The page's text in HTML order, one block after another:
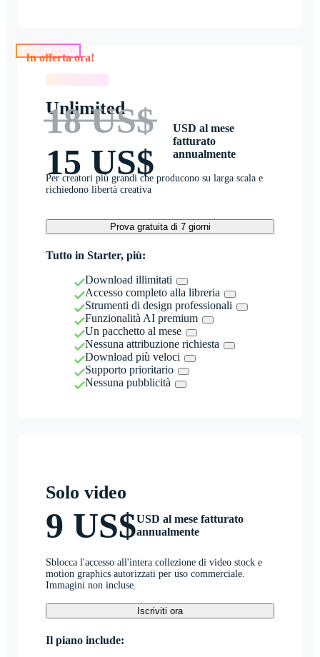
Unlimited
18 US$
15 US$
USD al mese
fatturato
annualmente
Per creatori più grandi che producono su larga scala e
richiedono libertà creativa
Prova gratuita di 7 giorni
Tutto in Starter, più:
Download illimitati
Accesso completo alla libreria
Strumenti di design professionali
Funzionalità AI premium
Un pacchetto al mese
Nessuna attribuzione richiesta
Download più veloci
Supporto prioritario
Nessuna pubblicità
Solo video
9 US$USD al mese fatturato
annualmente
Sblocca l'accesso all'intera collezione di video stock e
motion graphics autorizzati per uso commerciale.
Immagini non incluse.
Iscriviti ora
Il piano include: